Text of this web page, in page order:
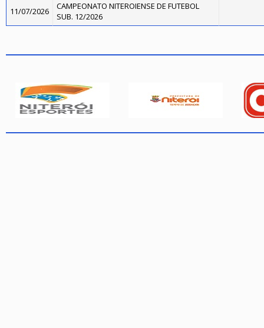
11/07/2026
CAMPEONATO NITEROIENSE DE FUTEBOL
SUB. 12/2026